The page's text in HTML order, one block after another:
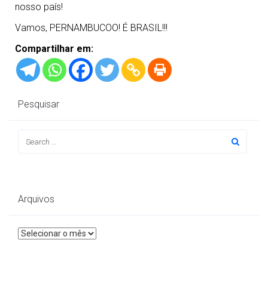
nosso país!
Vamos, PERNAMBUCOO! É BRASIL!!!
Compartilhar em:
Pesquisar
Arquivos
Arquivos